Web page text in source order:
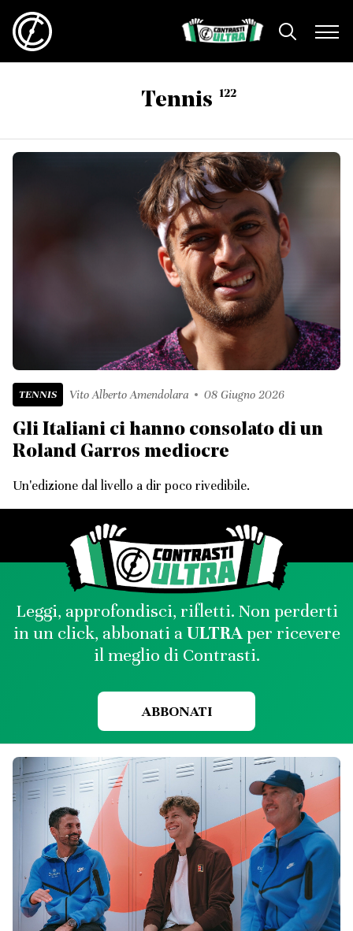
Tennis 122
TENNIS Vito Alberto Amendolara 08 Giugno 2026
Gli Italiani ci hanno consolato di un
Roland Garros mediocre
Un'edizione dal livello a dir poco rivedibile.
Leggi, approfondisci, rifletti. Non perderti
in un click, abbonati aULTRAper ricevere
il meglio di Contrasti.
ABBONATI